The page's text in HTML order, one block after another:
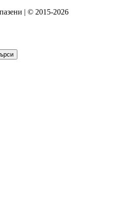
| © 2015-2026